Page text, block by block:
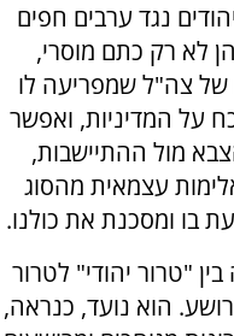
נגד ערבים חפים
הן לא רק כתם מוסרי,
של צה"ל שמפריעה לו
על המדיניות, ואפשר
מול ההתיישבות,
עצמאית מהסוג
בו ומסכנת את כולנו.
"טרור יהודי" לטרור
הוא נועד, כנראה,